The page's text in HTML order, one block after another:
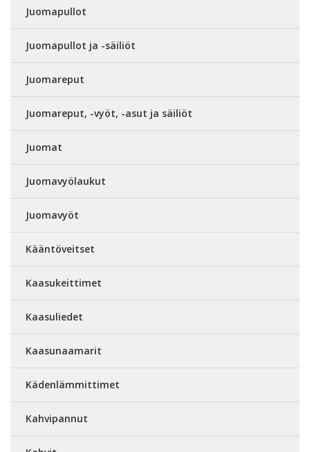
Juomapullot
Juomapullot ja -säiliöt
Juomareput
Juomareput, -vyöt, -asut ja säiliöt
Juomat
Juomavyölaukut
Juomavyöt
Kääntöveitset
Kaasukeittimet
Kaasuliedet
Kaasunaamarit
Kädenlämmittimet
Kahvipannut